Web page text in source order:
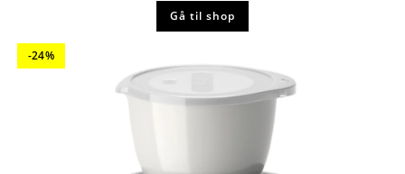
Gå til shop
-24%